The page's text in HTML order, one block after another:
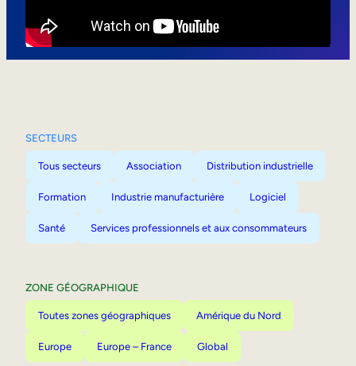
SECTEURS
Tous secteurs Association Distribution industrielle
Formation Industrie manufacturière Logiciel
Santé Services professionnels et aux consommateurs
ZONE GÉOGRAPHIQUE
Toutes zones géographiques Amérique du Nord
Europe Europe – France Global